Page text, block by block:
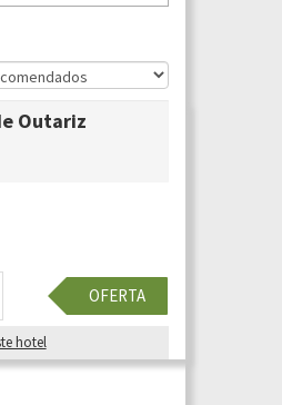
Outariz
OFERTA
hotel